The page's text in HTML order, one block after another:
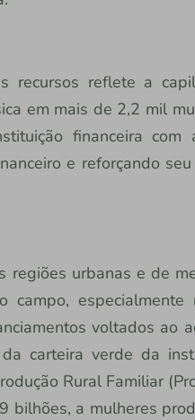
recursos reflete a
em mais de 2,2 mil
financeira com
e reforçando
regiões urbanas e de
campo,
voltados ao
carteira verde da
Rural Familiar
bilhões, a mulheres